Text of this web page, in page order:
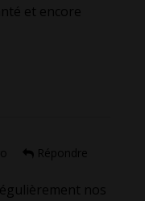
et encore
Répondre
nos